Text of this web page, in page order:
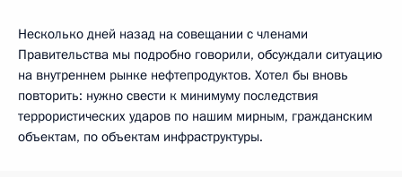
Несколько дней назад на совещании с членами
Правительства мы подробно говорили, обсуждали ситуацию
на внутреннем рынке нефтепродуктов. Хотел бы вновь
повторить: нужно свести к минимуму последствия
террористических ударов по нашим мирным, гражданским
объектам, по объектам инфраструктуры.